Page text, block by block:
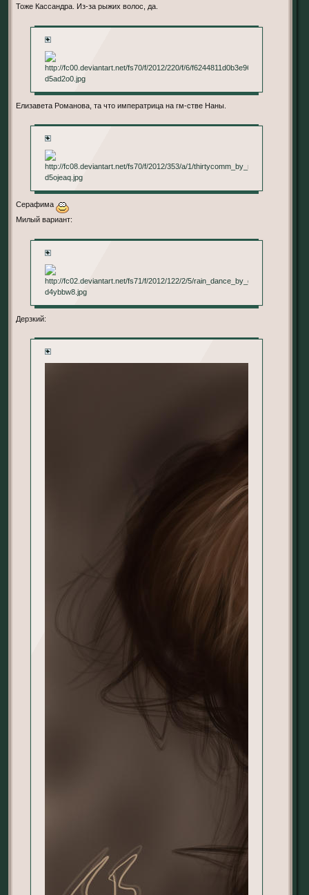
Тоже Кассандра. Из-за рыжих волос, да.
+
Елизавета Романова, та что императрица на гм-стве Наны.
+
Серафима
Милый вариант:
+
Дерзкий:
+